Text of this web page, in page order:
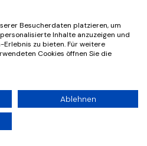
Besucherdaten platzieren, um
Inhalte anzuzeigen und
zu bieten. Für weitere
Cookies öffnen Sie die
Ablehnen